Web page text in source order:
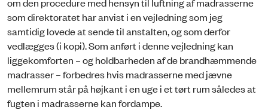
som direktoratet har anvist i en vejledning som jeg
samtidig lovede at sende til anstalten, og som derfor
vedlægges (i kopi). Som anført i denne vejledning kan
liggekomforten – og holdbarheden af de brandhæmmende
madrasser – forbedres hvis madrasserne med jævne
mellemrum står på højkant i en uge i et tørt rum således at
fugten i madrasserne kan fordampe.